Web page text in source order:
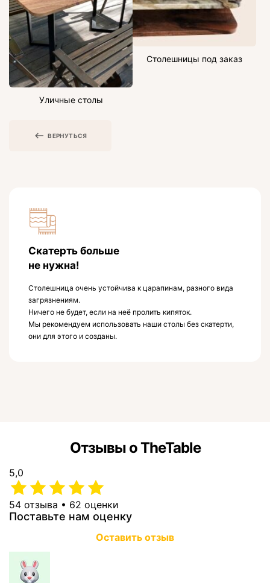
Уличные столы
Столешницы под заказ
ВЕРНУТЬСЯ
Скатерть больше
не нужна!
Столешница очень устойчива к царапинам, разного вида
загрязнениям.
Ничего не будет, если на неё пролить кипяток.
Мы рекомендуем использовать наши столы без скатерти,
они для этого и созданы.
Отзывы о TheTable
5,0
54 отзыва • 62 оценки
Поставьте нам оценку
Оставить отзыв